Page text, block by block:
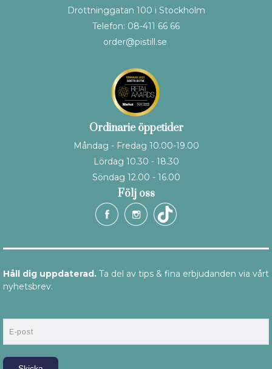
Drottninggatan 100 i Stockholm
Telefon: 08-411 66 66
order@pistill.se
Ordinarie öppetider
Måndag - Fredag 10.00-19.00
Lördag 10.30 - 18.30
Söndag 12.00 - 16.00
Följ oss
Håll dig uppdaterad. Ta del av tips & fina erbjudanden via vårt
nyhetsbrev.